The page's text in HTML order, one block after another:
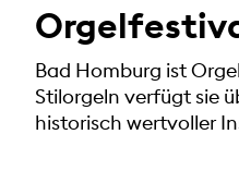
Bad Homburg ist
Stilorgeln verfügt sie
historisch wertvoller